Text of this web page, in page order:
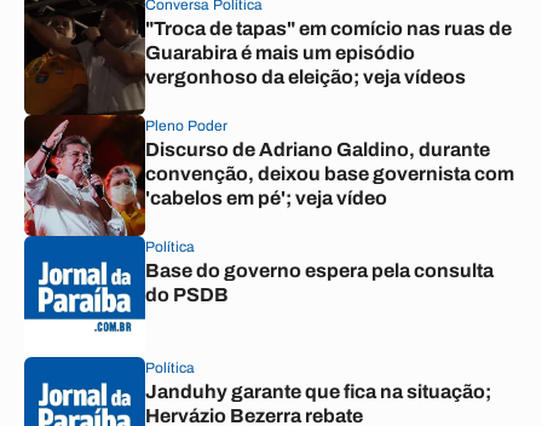
Conversa Política
"Troca de tapas" em comício nas ruas de
Guarabira é mais um episódio
vergonhoso da eleição; veja vídeos
Pleno Poder
Discurso de Adriano Galdino, durante
convenção, deixou base governista com
'cabelos em pé'; veja vídeo
Política
Base do governo espera pela consulta
do PSDB
Política
Janduhy garante que fica na situação;
Hervázio Bezerra rebate